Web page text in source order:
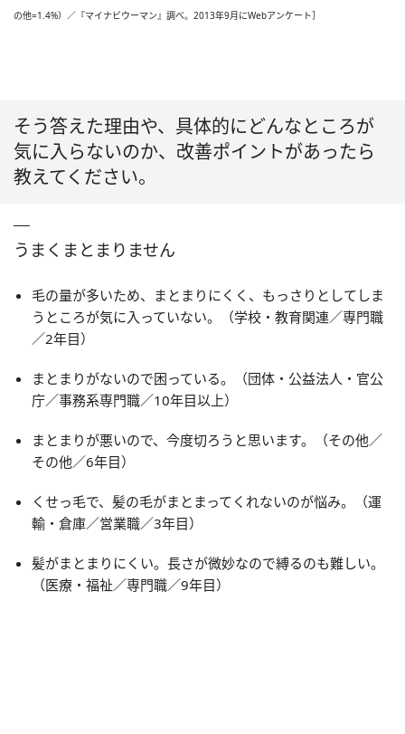
の他=1.4%）／『マイナビウーマン』調べ。2013年9月にWebアンケート］
そう答えた理由や、具体的にどんなところが
気に入らないのか、改善ポイントがあったら
教えてください。
うまくまとまりません
毛の量が多いため、まとまりにくく、もっさりとしてしま
うところが気に入っていない。（学校・教育関連／専門職
／2年目）
まとまりがないので困っている。（団体・公益法人・官公
庁／事務系専門職／10年目以上）
まとまりが悪いので、今度切ろうと思います。（その他／
その他／6年目）
くせっ毛で、髪の毛がまとまってくれないのが悩み。（運
輸・倉庫／営業職／3年目）
髪がまとまりにくい。長さが微妙なので縛るのも難しい。
（医療・福祉／専門職／9年目）